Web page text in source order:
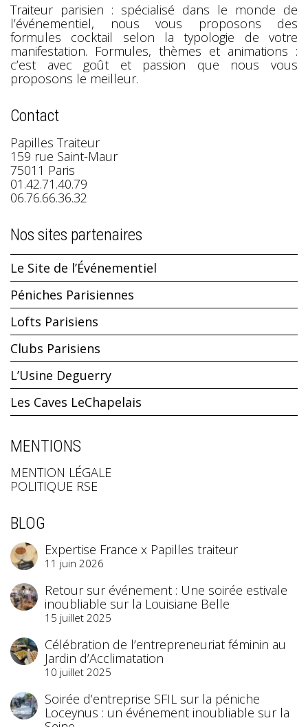
Traiteur parisien : spécialisé dans le monde de
l’événementiel, nous vous proposons des
formules cocktail selon la typologie de votre
manifestation. Formules, thèmes et animations :
c’est avec goût et passion que nous vous
proposons le meilleur.
Contact
Papilles Traiteur
159 rue Saint-Maur
75011 Paris
01.42.71.40.79
06.76.66.36.32
Nos sites partenaires
Le Site de l’Événementiel
Péniches Parisiennes
Lofts Parisiens
Clubs Parisiens
L’Usine Deguerry
Les Caves LeChapelais
MENTIONS
MENTION LÉGALE
POLITIQUE RSE
BLOG
Expertise France x Papilles traiteur
11 juin 2026
Retour sur événement : Une soirée estivale
inoubliable sur la Louisiane Belle
15 juillet 2025
Célébration de l’entrepreneuriat féminin au
Jardin d’Acclimatation
10 juillet 2025
Soirée d’entreprise SFIL sur la péniche
Loceynus : un événement inoubliable sur la